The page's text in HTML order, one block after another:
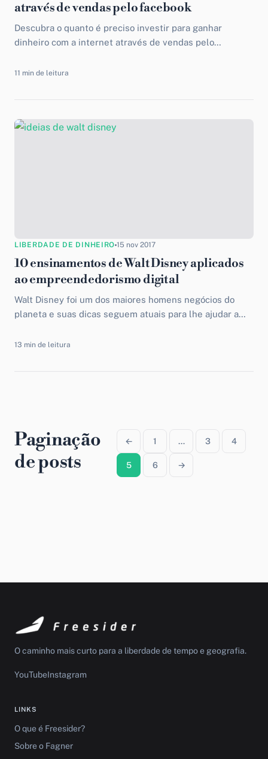
através de vendas pelo facebook
Descubra o quanto é preciso investir para ganhar
dinheiro com a internet através de vendas pelo
11 min de leitura
LIBERDADE DE DINHEIRO 15 nov 2017
10 ensinamentos de Walt Disney aplicados
ao empreendedorismo digital
Walt Disney foi um dos maiores homens negócios do
planeta e suas dicas seguem atuais para lhe ajudar a
13 min de leitura
Paginação
de posts
← 1 … 3 4
5 6 →
O caminho mais curto para a liberdade de tempo e geografia.
YouTubeInstagram
LINKS
O que é Freesider?
Sobre o Fagner